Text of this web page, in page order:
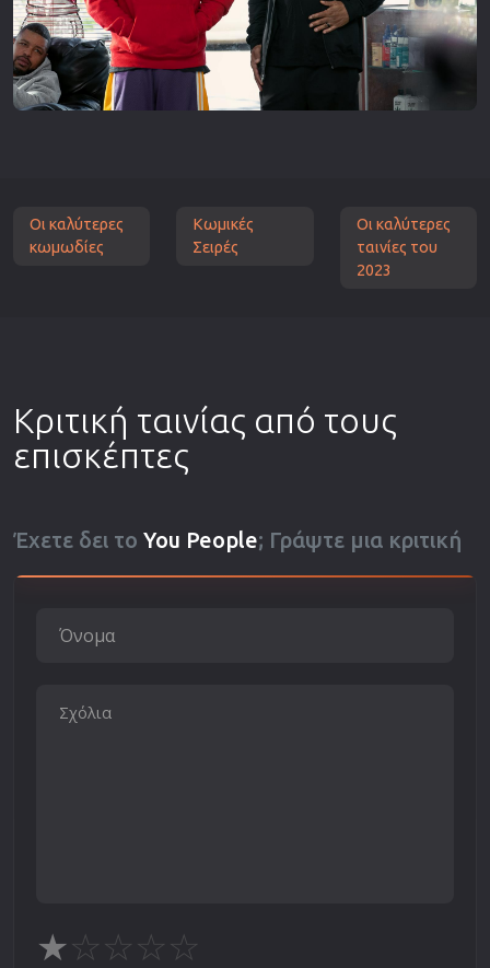
Οι καλύτερες
κωμωδίες
Κωμικές
Σειρές
Οι καλύτερες
ταινίες του
2023
Κριτική ταινίας από τους
επισκέπτες
Έχετε δει το You People; Γράψτε μια κριτική
★☆☆☆☆